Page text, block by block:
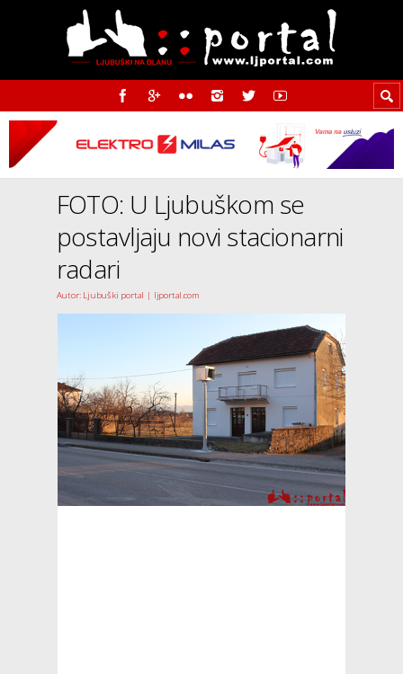
FOTO: U Ljubuškom se
postavljaju novi stacionarni
radari
Autor: Ljubuški portal | ljportal.com